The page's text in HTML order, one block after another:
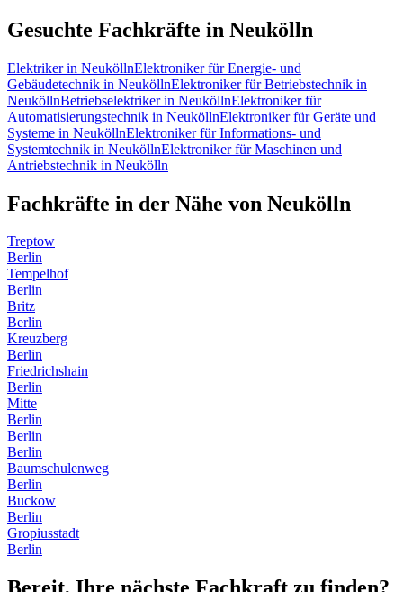
Gesuchte Fachkräfte in Neukölln
Elektrikerin NeuköllnElektroniker für Energie- und
Gebäudetechnik in NeuköllnElektroniker für Betriebstechnik in
NeuköllnBetriebselektrikerin NeuköllnElektroniker für
Automatisierungstechnik in NeuköllnElektroniker für Geräte und
Systeme in NeuköllnElektroniker für Informations- und
Systemtechnik in NeuköllnElektroniker für Maschinen und
Antriebstechnik in Neukölln
Fachkräfte in der Nähe von Neukölln
Treptow
Berlin
Tempelhof
Berlin
Britz
Berlin
Kreuzberg
Berlin
Friedrichshain
Berlin
Mitte
Berlin
Berlin
Berlin
Baumschulenweg
Berlin
Buckow
Berlin
Gropiusstadt
Berlin